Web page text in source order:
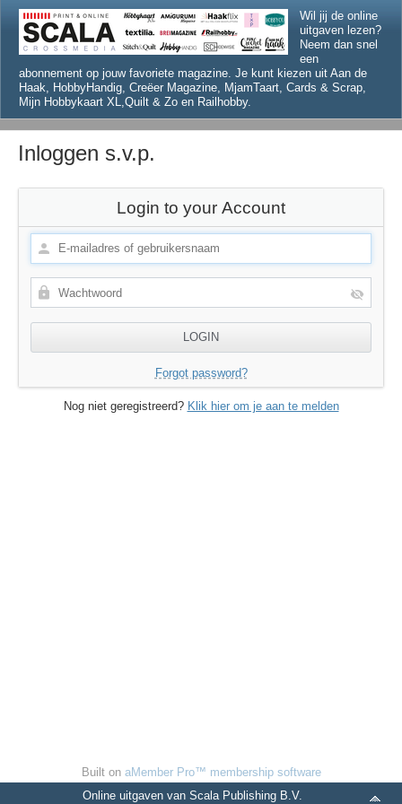
Wil jij de online
uitgaven lezen?
Neem dan snel
een
abonnement op jouw favoriete magazine. Je kunt kiezen uit Aan de
Haak, HobbyHandig, Creëer Magazine, MjamTaart, Cards & Scrap,
Mijn Hobbykaart XL,Quilt & Zo en Railhobby.
Inloggen s.v.p.
Login to your Account
Forgot password?
Nog niet geregistreerd? Klik hier om je aan te melden
Built on aMember Pro™ membership software
Online uitgaven van Scala Publishing B.V.